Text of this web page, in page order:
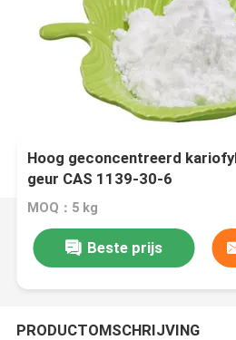
Hoog geconcentreerd
geur CAS 1139-30-6
MOQ：5 kg
Beste prijs
PRODUCTOMSCHRIJVING